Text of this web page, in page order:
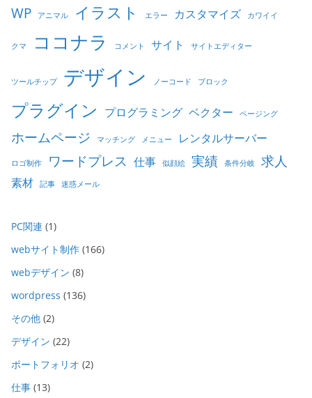
WP アニマル イラスト エラー カスタマイズ カワイイ
クマ ココナラ コメント サイト サイトエディター
ツールチップ デザイン ノーコード ブロック
プラグイン プログラミング ベクター ページング
ホームページ マッチング メニュー レンタルサーバー
ロゴ制作 ワードプレス 仕事 似顔絵 実績 条件分岐 求人
素材 記事 迷惑メール
PC関連 (1)
webサイト制作 (166)
webデザイン (8)
wordpress (136)
その他 (2)
デザイン (22)
ポートフォリオ (2)
仕事 (13)